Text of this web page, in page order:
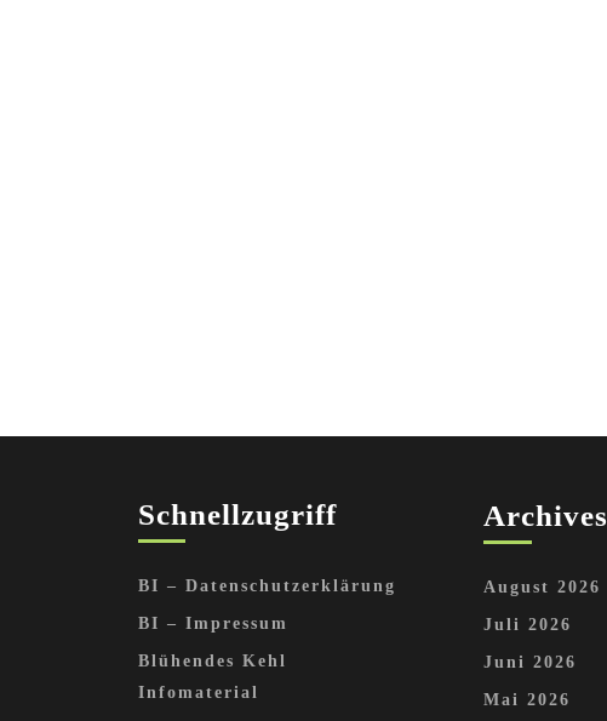
Schnellzugriff
BI – Datenschutzerklärung
BI – Impressum
Blühendes Kehl
Infomaterial
Archives
August 2026
Juli 2026
Juni 2026
Mai 2026